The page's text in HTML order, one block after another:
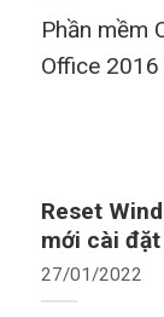
Phần mềm
Office 2016
Reset
mới cài đặt
27/01/2022